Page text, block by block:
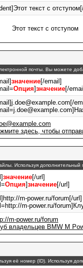
текст с
Этот текст с отступом
почты. Вы можете
значение[/email]
Опция]значение[/
здесь, чтобы
Используя дополнительный
значение[/url]
Опция]значение[/url]
m-power.ru/forum[/url]
m-power.ru/
m-power.ru/forum
владельцев BMW M
её номер (ID). Используя